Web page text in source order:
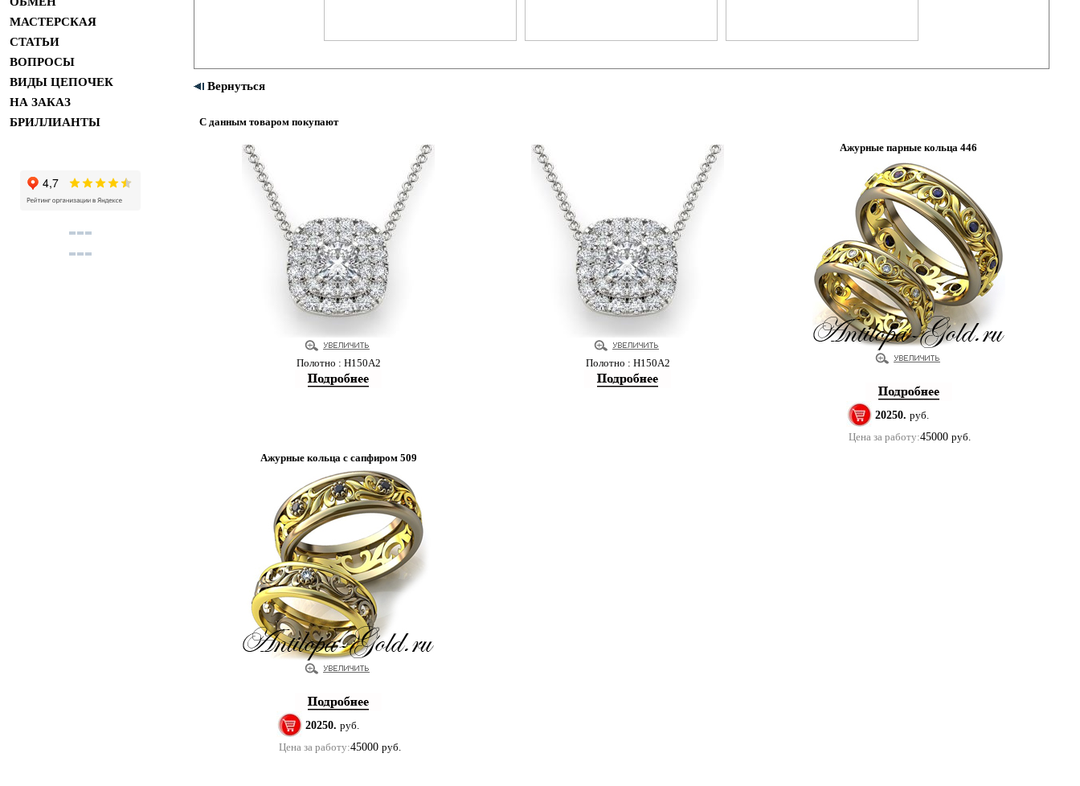
МАСТЕРСКАЯ
СТАТЬИ
ВОПРОСЫ
ВИДЫ ЦЕПОЧЕК
НА ЗАКАЗ
БРИЛЛИАНТЫ
Вернуться
С данным товаром покупают
Полотно : Н150А2 Полотно : Н150А2
Ажурные парные кольца 446
20250. руб.
Цена за работу:45000 руб.
Ажурные кольца с сапфиром 509
20250. руб.
Цена за работу:45000 руб.